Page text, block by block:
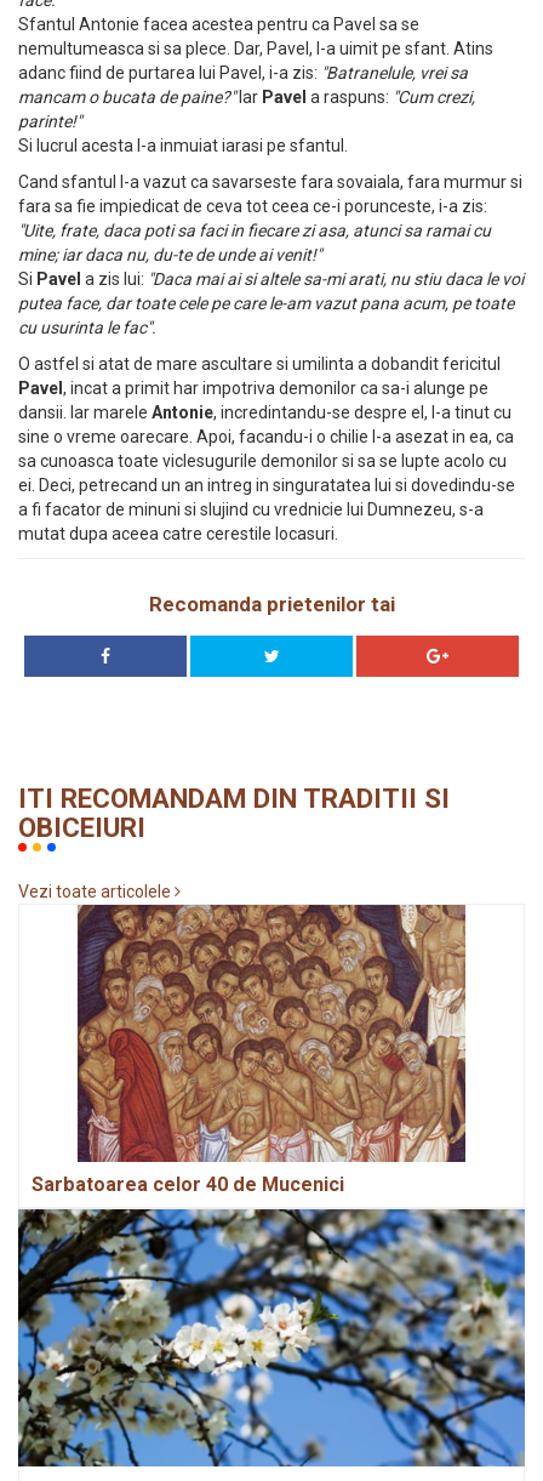
Sfantul Antonie facea acestea pentru ca Pavel sa se
nemultumeasca si sa plece. Dar, Pavel, l-a uimit pe sfant. Atins
adanc fiind de purtarea lui Pavel, i-a zis: "Batranelule, vrei sa
mancam o bucata de paine?"Iar Pavel a raspuns: "Cum crezi,
parinte!"
Si lucrul acesta l-a inmuiat iarasi pe sfantul.
Cand sfantul l-a vazut ca savarseste fara sovaiala, fara murmur si
fara sa fie impiedicat de ceva tot ceea ce-i porunceste, i-a zis:
"Uite, frate, daca poti sa faci in fiecare zi asa, atunci sa ramai cu
mine; iar daca nu, du-te de unde ai venit!"
Si Pavel a zis lui: "Daca mai ai si altele sa-mi arati, nu stiu daca le voi
putea face, dar toate cele pe care le-am vazut pana acum, pe toate
cu usurinta le fac".
O astfel si atat de mare ascultare si umilinta a dobandit fericitul
Pavel , incat a primit har impotriva demonilor ca sa-i alunge pe
dansii. Iar marele Antonie, incredintandu-se despre el, l-a tinut cu
sine o vreme oarecare. Apoi, facandu-i o chilie l-a asezat in ea, ca
sa cunoasca toate viclesugurile demonilor si sa se lupte acolo cu
ei. Deci, petrecand un an intreg in singuratatea lui si dovedindu-se
a fi facator de minuni si slujind cu vrednicie lui Dumnezeu, s-a
mutat dupa aceea catre cerestile locasuri.
Recomanda prietenilor tai
ITI RECOMANDAM DIN TRADITII SI
OBICEIURI
Vezi toate articolele
Sarbatoarea celor 40 de Mucenici